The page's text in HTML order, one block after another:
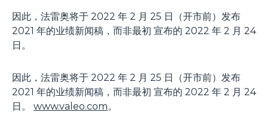
因此，法雷奥将于 2022 年 2 月 25 日（开市前）发布
2021 年的业绩新闻稿，而非最初 宣布的 2022 年 2 月 24
日。
因此，法雷奥将于 2022 年 2 月 25 日（开市前）发布
2021 年的业绩新闻稿，而非最初 宣布的 2022 年 2 月 24
日。 www.valeo.com。